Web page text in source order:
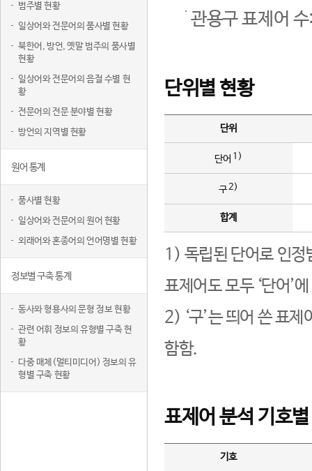
범주별 현황
일상어와 전문어의 품사별 현황
북한어, 방언, 옛말 범주의 품사별
현황
일상어와 전문어의 음절 수별 현
황
전문어의 전문 분야별 현황
방언의 지역별 현황
원어 통계
품사별 현황
일상어와 전문어의 원어 현황
외래어와 혼종어의 언어명별 현황
정보별 구축 통계
동사와 형용사의 문형 정보 현황
관련 어휘 정보의 유형별 구축 현
황
다중 매체(멀티미디어) 정보의 유
형별 구축 현황
관용구 표제어
단위별 현황
단위
단어 1)
구2)
합계
1) 독립된 단어로 인정
표제어도 모두 ‘단어’
2) ‘구’는 띄어 쓴 표
함함.
표제어 분석 기호
기호